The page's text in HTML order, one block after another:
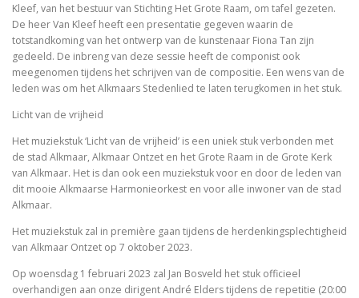
Kleef, van het bestuur van Stichting Het Grote Raam, om tafel gezeten.
De heer Van Kleef heeft een presentatie gegeven waarin de
totstandkoming van het ontwerp van de kunstenaar Fiona Tan zijn
gedeeld. De inbreng van deze sessie heeft de componist ook
meegenomen tijdens het schrijven van de compositie. Een wens van de
leden was om het Alkmaars Stedenlied te laten terugkomen in het stuk.
Licht van de vrijheid
Het muziekstuk ‘Licht van de vrijheid’ is een uniek stuk verbonden met
de stad Alkmaar, Alkmaar Ontzet en het Grote Raam in de Grote Kerk
van Alkmaar. Het is dan ook een muziekstuk voor en door de leden van
dit mooie Alkmaarse Harmonieorkest en voor alle inwoner van de stad
Alkmaar.
Het muziekstuk zal in première gaan tijdens de herdenkingsplechtigheid
van Alkmaar Ontzet op 7 oktober 2023.
Op woensdag 1 februari 2023 zal Jan Bosveld het stuk officieel
overhandigen aan onze dirigent André Elders tijdens de repetitie (20:00